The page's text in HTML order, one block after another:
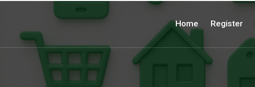
Home Register